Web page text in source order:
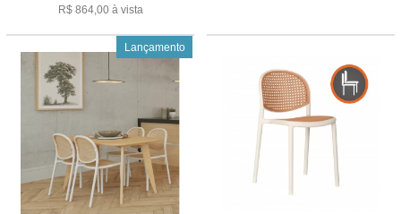
R$ 864,00à vista
Lançamento